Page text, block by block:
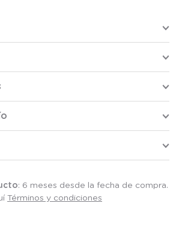
: 6 meses desde la fecha de compra.
Términos y condiciones